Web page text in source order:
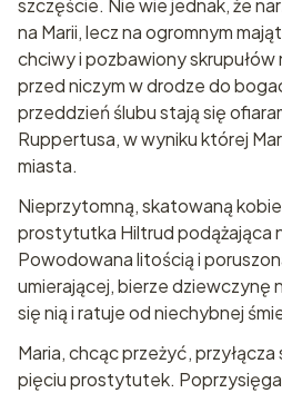
szczęście. Nie wie jednak, że
na Marii, lecz na ogromnym
chciwy i pozbawiony
przed niczym w drodze do
przeddzień ślubu stają się
Ruppertusa, w wyniku której
miasta.
Nieprzytomną, skatowaną
prostytutka Hiltrud podążająca
Powodowana litością i
umierającej, bierze dziewczynę
się nią i ratuje od niechybnej
Maria, chcąc przeżyć,
pięciu prostytutek.